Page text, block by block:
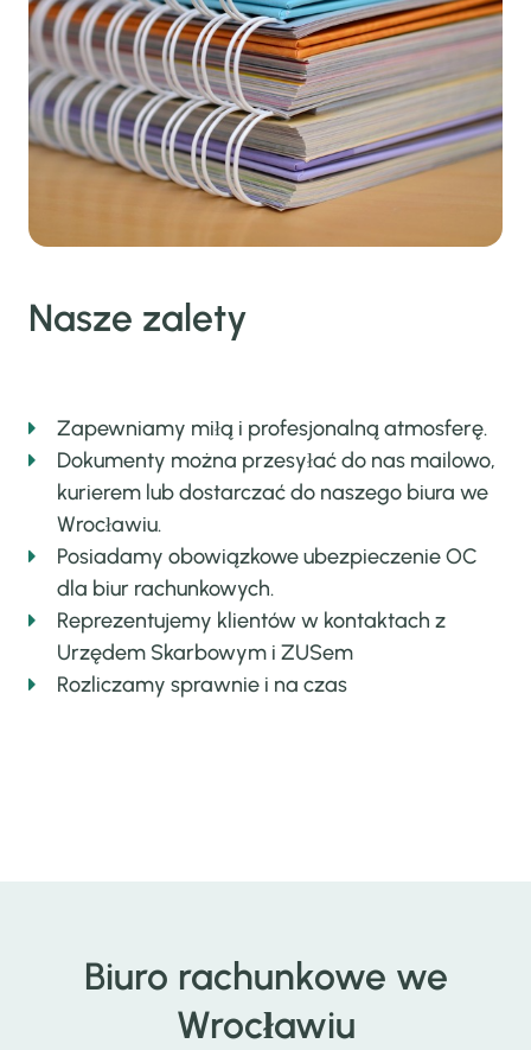
KONTAKT
Nasze zalety
Zapewniamy miłą i profesjonalną atmosferę.
Dokumenty można przesyłać do nas mailowo,
kurierem lub dostarczać do naszego biura we
Wrocławiu.
Posiadamy obowiązkowe ubezpieczenie OC
dla biur rachunkowych.
Reprezentujemy klientów w kontaktach z
Urzędem Skarbowym i ZUSem
Rozliczamy sprawnie i na czas
Biuro rachunkowe we
Wrocławiu